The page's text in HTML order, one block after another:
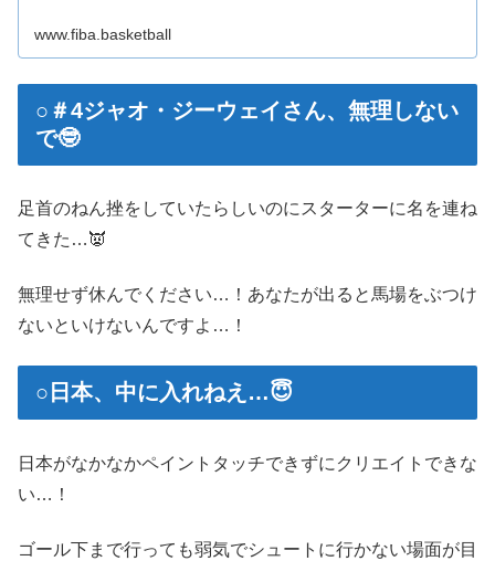
www.fiba.basketball
○＃4ジャオ・ジーウェイさん、無理しない
で🤓
足首のねん挫をしていたらしいのにスターターに名を連ね
てきた…👿
無理せず休んでください…！あなたが出ると馬場をぶつけ
ないといけないんですよ…！
○日本、中に入れねえ…😇
日本がなかなかペイントタッチできずにクリエイトできな
い…！
ゴール下まで行っても弱気でシュートに行かない場面が目